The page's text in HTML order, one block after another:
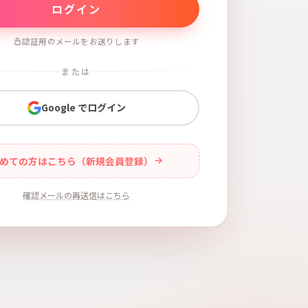
認証用のメールをお送りします
または
Google でログイン
ての方はこちら（新規会員登録）
確認メールの再送信はこちら